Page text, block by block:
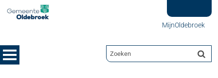
MijnOldebroek